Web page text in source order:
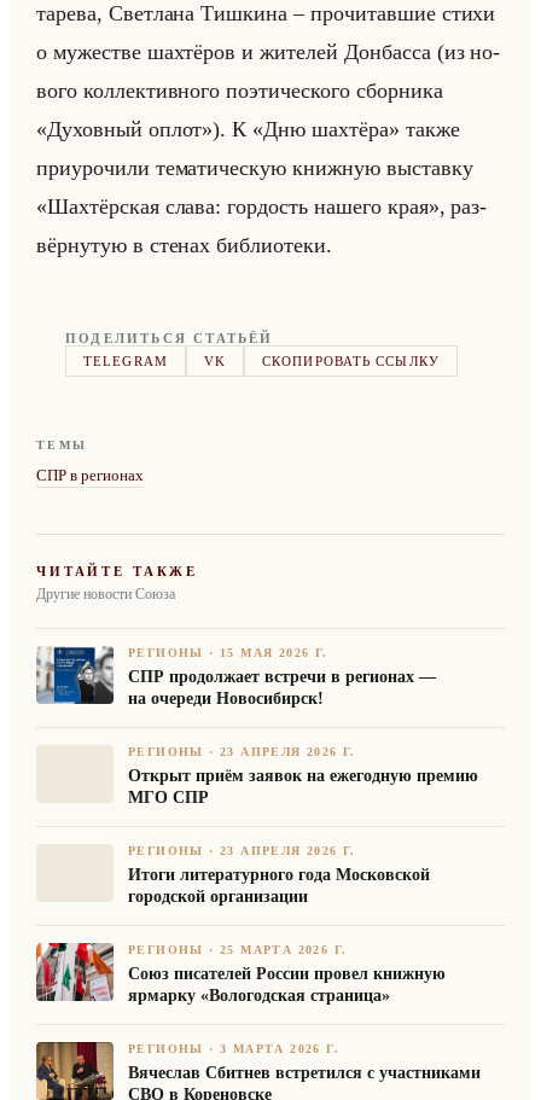
та­ре­ва, Свет­ла­на Тиш­ки­на – про­чи­тав­шие стихи
о му­же­стве шах­тё­ров и жи­те­лей Дон­бас­са (из но­
во­го кол­лек­тив­но­го по­эти­че­ско­го сбор­ни­ка
«Духовный оплот»). К «Дню шахтёра» также
при­уро­чи­ли те­ма­ти­че­скую книж­ную вы­став­ку
«Шахтёрская слава: гордость нашего края», раз­
вёр­ну­тую в сте­нах биб­лио­те­ки.
ПОДЕЛИТЬСЯ СТАТЬЁЙ
TELEGRAM
VK СКОПИРОВАТЬ ССЫЛКУ
ТЕМЫ
СПР в регионах
ЧИТАЙТЕ ТАКЖЕ
Другие новости Союза
РЕГИОНЫ · 15 МАЯ 2026 Г.
СПР продолжает встречи в регионах —
на очереди Новосибирск!
РЕГИОНЫ ·23 АПРЕЛЯ 2026 Г.
Открыт приём заявок на ежегодную премию
МГО СПР
РЕГИОНЫ ·23 АПРЕЛЯ 2026 Г.
Итоги литературного года Московской
городской организации
РЕГИОНЫ ·25 МАРТА 2026 Г.
Союз писателей России провел книжную
ярмарку «Вологодская страница»
РЕГИОНЫ ·3 МАРТА 2026 Г.
Вячеслав Сбитнев встретился с участниками
СВО в Кореновске